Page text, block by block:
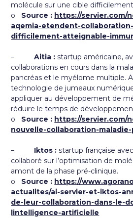
molécule sur une cible
o
Source : https://servier.com/
aqemia-etendent-
difficilement-atteignable-
– Aitia :startup américaine,
collaborations en cours dans la
pancréas et le myélome multiple.
technologie de jumeaux
appliquer au développement de
réduire le temps de
o
Source : https://servier.com/
nouvelle-collaboration-
– Iktos :startup française
collaboré sur l’optimisation de
amont de la phase pré-clinique.
o
Source : https://
actualites/ai-servier-et-iktos-
de-leur-collaboration-dans-le-
lintelligence-artificielle